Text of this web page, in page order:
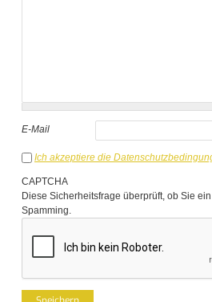
E-Mail
Ich akzeptiere die
CAPTCHA
Diese Sicherheitsfrage überprüft, ob Sie
Spamming.